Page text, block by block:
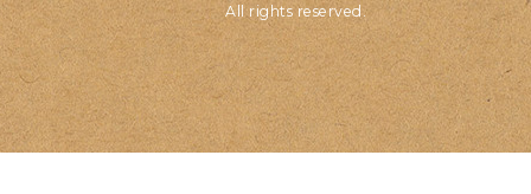
All rights reserved.